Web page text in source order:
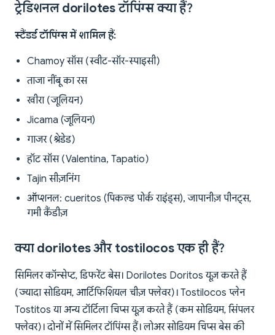
ट्रेडिशनल dorilotes टॉपिंग्स क्या हैं?
स्टैंडर्ड टॉपिंग्स में शामिल हैं:
Chamoy सॉस (स्वीट-सॉर-स्पाइसी)
ताजा नींबू का रस
खीरा (जूलियन)
Jicama (जूलियन)
गाजर (श्रेडेड)
हॉट सॉस (Valentina, Tapatio)
Tajin सीज़निंग
ऑप्शनल: cueritos (पिकल्ड पोर्क राइंड्स), जापानीज़ पीनट्स,
गमी कैंडीज़
क्या dorilotes और tostilocos एक ही हैं?
सिमिलर कॉन्सेप्ट, डिफरेंट बेस। Dorilotes Doritos यूज़ करते हैं
(ज्यादा सोडियम, आर्टिफिशियल चीज़ फ्लेवर)। Tostilocos प्लेन
Tostitos या अन्य टॉर्टिला चिप्स यूज़ करते हैं (कम सोडियम, सिंपलर
फ्लेवर)। दोनों में सिमिलर टॉपिंग्स हैं। लोअर सोडियम चिप्स बेस की